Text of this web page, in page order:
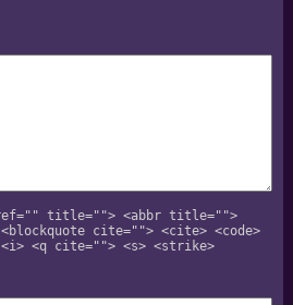
title=""> <abbr title="">
cite=""> <cite> <code>
<i> <q cite=""> <s> <strike>